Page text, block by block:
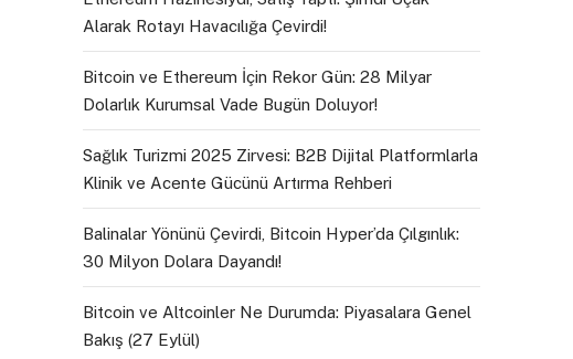
Alarak Rotayı Havacılığa Çevirdi!
Bitcoin ve Ethereum İçin Rekor Gün: 28 Milyar
Dolarlık Kurumsal Vade Bugün Doluyor!
Sağlık Turizmi 2025 Zirvesi: B2B Dijital Platformlarla
Klinik ve Acente Gücünü Artırma Rehberi
Balinalar Yönünü Çevirdi, Bitcoin Hyper’da Çılgınlık:
30 Milyon Dolara Dayandı!
Bitcoin ve Altcoinler Ne Durumda: Piyasalara Genel
Bakış (27 Eylül)